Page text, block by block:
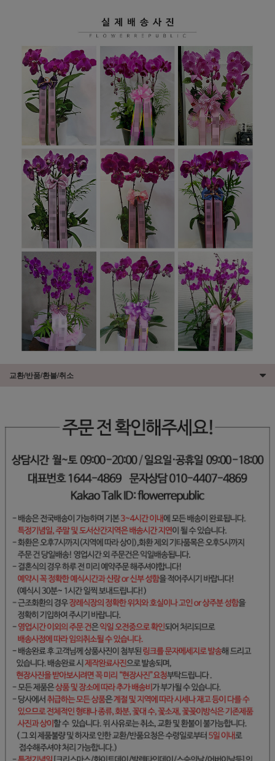
교환/반품/환불/취소